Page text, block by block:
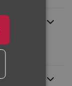
und
besten